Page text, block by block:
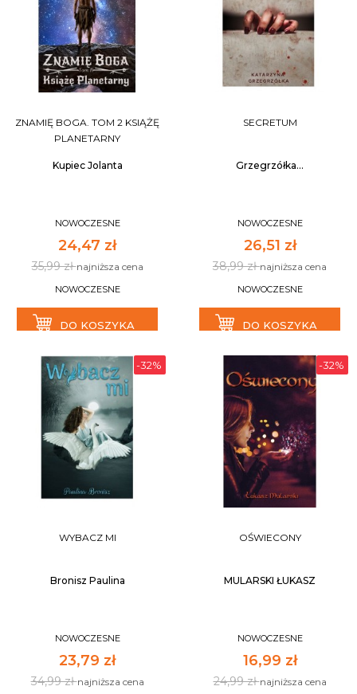
ZNAMIĘ BOGA. TOM 2 KSIĄŻĘ
PLANETARNY
Kupiec Jolanta
NOWOCZESNE
24,47 zł
35,99 złnajniższa cena
NOWOCZESNE
DO KOSZYKA
SECRETUM
Grzegrzółka...
NOWOCZESNE
26,51 zł
38,99 złnajniższa cena
NOWOCZESNE
DO KOSZYKA
-32%
WYBACZ MI
Bronisz Paulina
NOWOCZESNE
23,79 zł
34,99 złnajniższa cena
-32%
OŚWIECONY
MULARSKI ŁUKASZ
NOWOCZESNE
16,99 zł
24,99 złnajniższa cena